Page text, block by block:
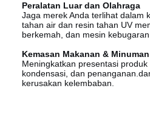
Peralatan Luar dan Olahraga
Jaga merek Anda terlihat dalam
tahan air dan resin tahan UV
berkemah, dan mesin
Kemasan Makanan & Minuman
Meningkatkan presentasi
kondensasi, dan
kerusakan kelembaban.